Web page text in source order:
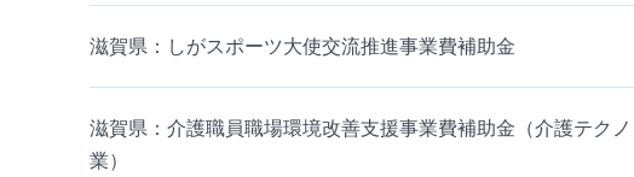
滋賀県：しがスポーツ大使交流推進事業費補助金
滋賀県：介護職員職場環境改善支援事業費補助金（介護テク
業）